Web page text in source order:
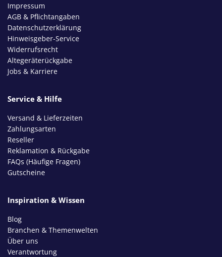
Impressum
AGB & Pflichtangaben
Datenschutzerklärung
Hinweisgeber-Service
Widerrufsrecht
Altegeräterückgabe
Jobs & Karriere
Service & Hilfe
Versand & Lieferzeiten
Zahlungsarten
Reseller
Reklamation & Rückgabe
FAQs (Häufige Fragen)
Gutscheine
Inspiration & Wissen
Blog
Branchen & Themenwelten
Über uns
Verantwortung